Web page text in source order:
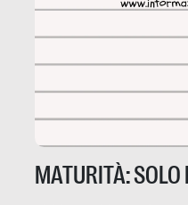
MATURITÀ: SOLO